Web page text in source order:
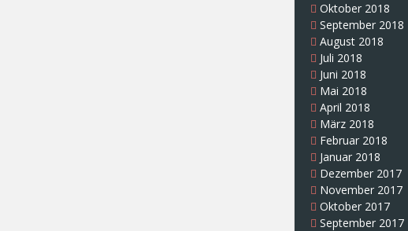
Oktober 2018
September 2018
August 2018
Juli 2018
Juni 2018
Mai 2018
April 2018
März 2018
Februar 2018
Januar 2018
Dezember 2017
November 2017
Oktober 2017
September 2017